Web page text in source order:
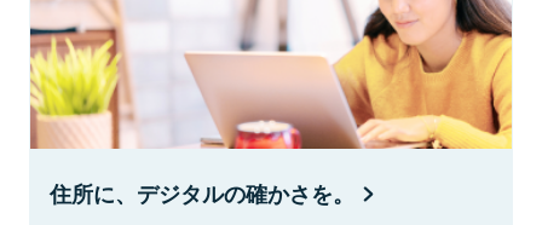
住所に、デジタルの確かさを。